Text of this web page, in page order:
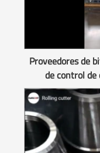
Proveedores de
de control de